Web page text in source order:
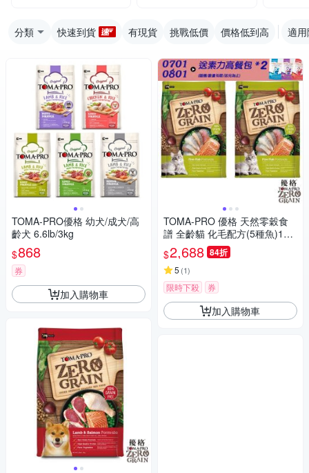
分類 快速到貨 有現貨 挑戰低價 價格低到高 適
TOMA-PRO優格 幼犬/成犬/高
齡犬 6.6lb/3kg
$868
券
加入購物車
TOMA-PRO 優格 天然零穀食
譜 全齡貓 化毛配方(5種魚)14
磅X2包
$2,688 84折
5 (1)
限時下殺 券
加入購物車